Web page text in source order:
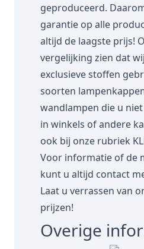
geproduceerd.
garantie op alle
altijd de laagste prijs!
vergelijking zien dat
exclusieve stoffen
soorten
wandlampen die u
in winkels of andere
ook bij onze rubriek
Voor informatie of de
kunt u altijd contact
Laat u verrassen van
prijzen!
Overige